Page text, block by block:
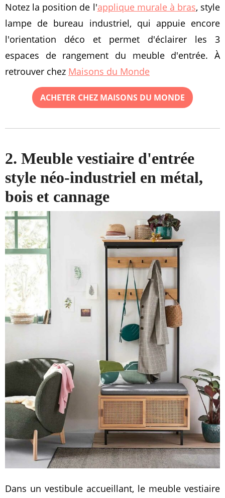
Notez la position de l'applique murale à bras, style
lampe de bureau industriel, qui appuie encore
l'orientation déco et permet d'éclairer les 3
espaces de rangement du meuble d'entrée. À
retrouver chez Maisons du Monde
ACHETER CHEZ MAISONS DU MONDE
2. Meuble vestiaire d'entrée
style néo-industriel en métal,
bois et cannage
Dans un vestibule accueillant, le meuble vestiaire